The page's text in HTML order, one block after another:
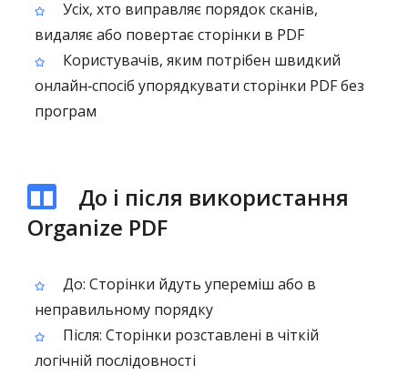
Усіх, хто виправляє порядок сканів,
видаляє або повертає сторінки в PDF
Користувачів, яким потрібен швидкий
онлайн‑спосіб упорядкувати сторінки PDF без
програм
До і після використання
Organize PDF
До: Сторінки йдуть упереміш або в
неправильному порядку
Після: Сторінки розставлені в чіткій
логічній послідовності